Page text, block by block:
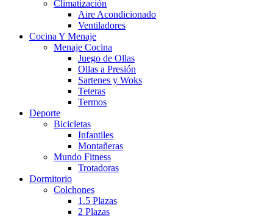
Climatización
Aire Acondicionado
Ventiladores
Cocina Y Menaje
Menaje Cocina
Juego de Ollas
Ollas a Presión
Sartenes y Woks
Teteras
Termos
Deporte
Bicicletas
Infantiles
Montañeras
Mundo Fitness
Trotadoras
Dormitorio
Colchones
1.5 Plazas
2 Plazas